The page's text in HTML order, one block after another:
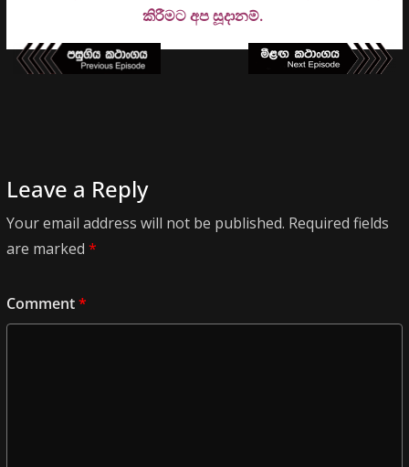
කිරීමට අප සූදානම්.
Leave a Reply
Your email address will not be published. Required fields
are marked *
Comment*